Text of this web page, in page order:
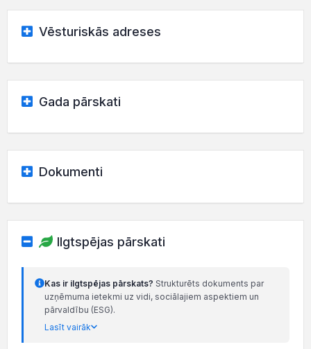
Vēsturiskās adreses
Gada pārskati
Dokumenti
Ilgtspējas pārskati
Kas ir ilgtspējas pārskats? Strukturēts dokuments par
uzņēmuma ietekmi uz vidi, sociālajiem aspektiem un
pārvaldību (ESG).
Lasīt vairāk